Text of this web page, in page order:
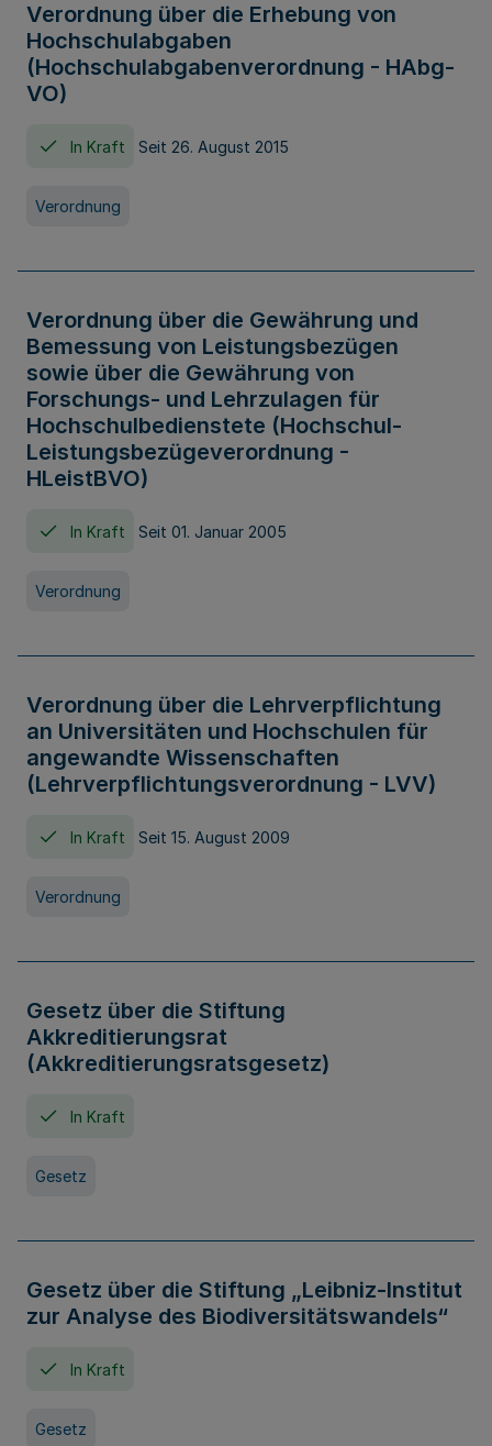
Verordnung über die Erhebung von
Hochschulabgaben
(Hochschulabgabenverordnung - HAbg-
VO)
In Kraft Seit 26. August 2015
Verordnung
Verordnung über die Gewährung und
Bemessung von Leistungsbezügen
sowie über die Gewährung von
Forschungs- und Lehrzulagen für
Hochschulbedienstete (Hochschul-
Leistungsbezügeverordnung -
HLeistBVO)
In Kraft Seit 01. Januar 2005
Verordnung
Verordnung über die Lehrverpflichtung
an Universitäten und Hochschulen für
angewandte Wissenschaften
(Lehrverpflichtungsverordnung - LVV)
In Kraft Seit 15. August 2009
Verordnung
Gesetz über die Stiftung
Akkreditierungsrat
(Akkreditierungsratsgesetz)
In Kraft
Gesetz
Gesetz über die Stiftung „Leibniz-Institut
zur Analyse des Biodiversitätswandels“
In Kraft
Gesetz